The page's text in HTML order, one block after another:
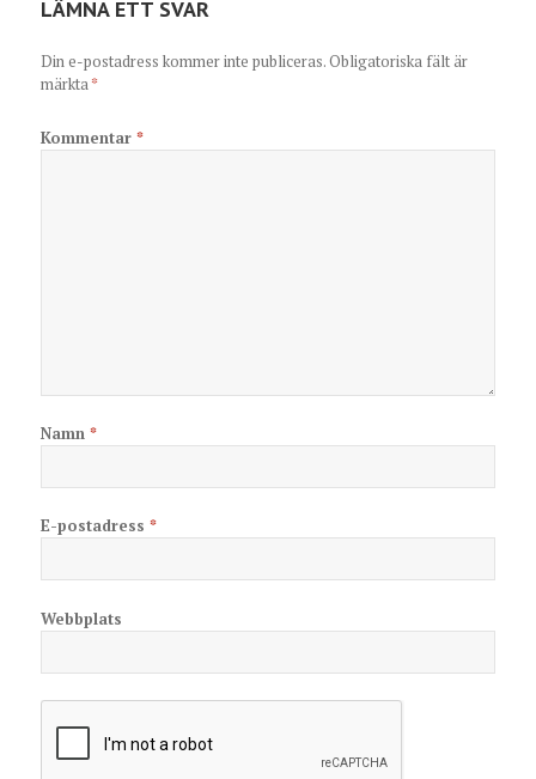
LÄMNA ETT SVAR
Din e-postadress kommer inte publiceras.Obligatoriska fält är
märkta*
Kommentar*
Namn*
E-postadress*
Webbplats